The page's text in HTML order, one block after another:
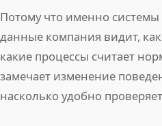
Потому что именно
данные компания видит,
какие процессы считает
замечает изменение
насколько удобно